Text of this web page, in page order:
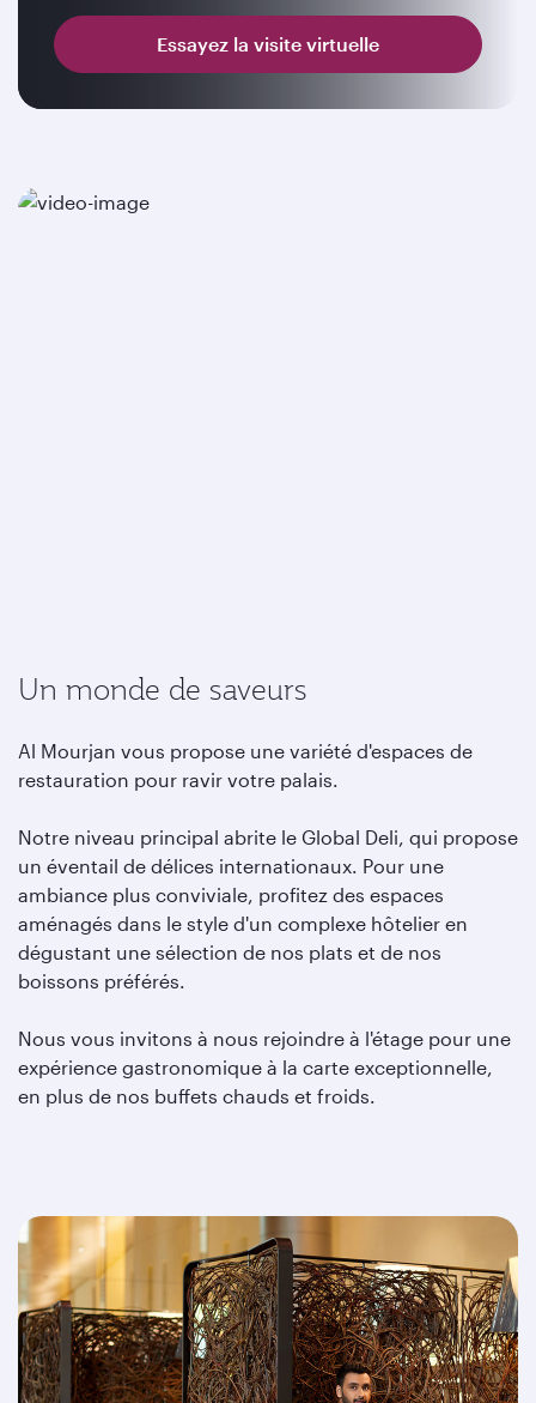
Essayez la visite virtuelle
Un monde de saveurs
Al Mourjan vous propose une variété d'espaces de
restauration pour ravir votre palais.
Notre niveau principal abrite le Global Deli, qui propose
un éventail de délices internationaux. Pour une
ambiance plus conviviale, profitez des espaces
aménagés dans le style d'un complexe hôtelier en
dégustant une sélection de nos plats et de nos
boissons préférés.
Nous vous invitons à nous rejoindre à l'étage pour une
expérience gastronomique à la carte exceptionnelle,
en plus de nos buffets chauds et froids.